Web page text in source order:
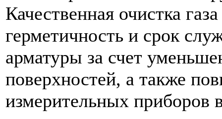
Качественная очистка
герметичность и срок
арматуры за счет
поверхностей, а также
измерительных приборов